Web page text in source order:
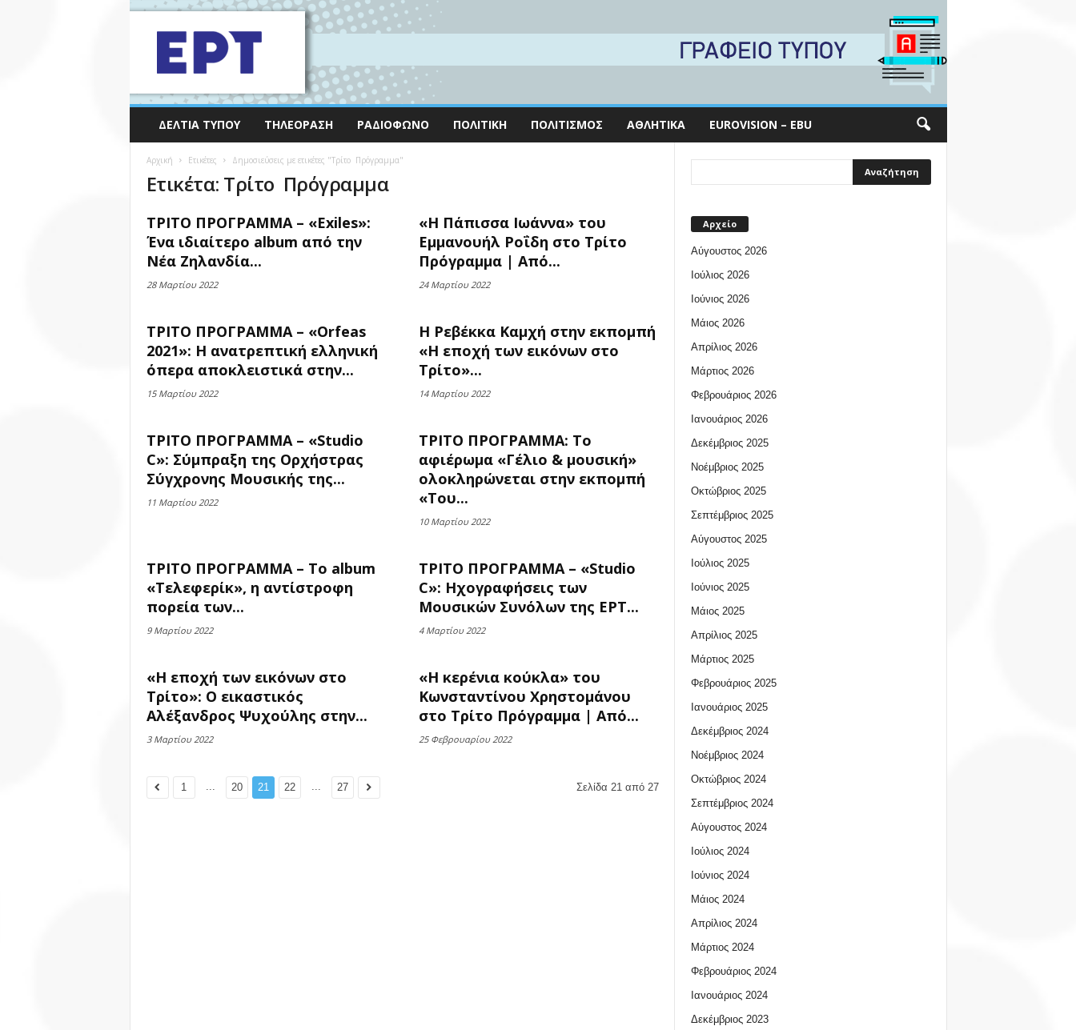
ΔΕΛΤΊΑ ΤΎΠΟΥ ΤΗΛΕΌΡΑΣΗ ΡΑΔΙΌΦΩΝΟ ΠΟΛΙΤΙΚΉ ΠΟΛΙΤΙΣΜΌΣ ΑΘΛΗΤΙΚΆ EUROVISION – EBU
Αρχική Ετικέτες Δημοσιεύσεις με ετικέτες "Τρίτο Πρόγραμμα"
Ετικέτα: Τρίτο Πρόγραμμα
ΤΡΙΤΟ ΠΡΟΓΡΑΜΜΑ – «Exiles»:
Ένα ιδιαίτερο album από την
Νέα Ζηλανδία...
28 Μαρτίου 2022
«Η Πάπισσα Ιωάννα» του
Εμμανουήλ Ροΐδη στο Τρίτο
Πρόγραμμα | Από...
24 Μαρτίου 2022
ΤΡΙΤΟ ΠΡΟΓΡΑΜΜΑ – «Orfeas
2021»: Η ανατρεπτική ελληνική
όπερα αποκλειστικά στην...
15 Μαρτίου 2022
Η Ρεβέκκα Καμχή στην εκπομπή
«Η εποχή των εικόνων στο
Τρίτο»...
14 Μαρτίου 2022
ΤΡΙΤΟ ΠΡΟΓΡΑΜΜΑ – «Studio
C»: Σύμπραξη της Ορχήστρας
Σύγχρονης Μουσικής της...
11 Μαρτίου 2022
ΤΡΙΤΟ ΠΡΟΓΡΑΜΜΑ: Το
αφιέρωμα «Γέλιο & μουσική»
ολοκληρώνεται στην εκπομπή
«Του...
10 Μαρτίου 2022
ΤΡΙΤΟ ΠΡΟΓΡΑΜΜΑ – Το album
«Τελεφερίκ», η αντίστροφη
πορεία των...
9 Μαρτίου 2022
ΤΡΙΤΟ ΠΡΟΓΡΑΜΜΑ – «Studio
C»: Ηχογραφήσεις των
Μουσικών Συνόλων της ΕΡΤ...
4 Μαρτίου 2022
«Η εποχή των εικόνων στο
Τρίτο»: Ο εικαστικός
Αλέξανδρος Ψυχούλης στην...
3 Μαρτίου 2022
«Η κερένια κούκλα» του
Κωνσταντίνου Χρηστομάνου
στο Τρίτο Πρόγραμμα | Από...
25 Φεβρουαρίου 2022
1 ... 20 21 22 ... 27 Σελίδα 21 από 27
Αρχείο
Αύγουστος 2026
Ιούλιος 2026
Ιούνιος 2026
Μάιος 2026
Απρίλιος 2026
Μάρτιος 2026
Φεβρουάριος 2026
Ιανουάριος 2026
Δεκέμβριος 2025
Νοέμβριος 2025
Οκτώβριος 2025
Σεπτέμβριος 2025
Αύγουστος 2025
Ιούλιος 2025
Ιούνιος 2025
Μάιος 2025
Απρίλιος 2025
Μάρτιος 2025
Φεβρουάριος 2025
Ιανουάριος 2025
Δεκέμβριος 2024
Νοέμβριος 2024
Οκτώβριος 2024
Σεπτέμβριος 2024
Αύγουστος 2024
Ιούλιος 2024
Ιούνιος 2024
Μάιος 2024
Απρίλιος 2024
Μάρτιος 2024
Φεβρουάριος 2024
Ιανουάριος 2024
Δεκέμβριος 2023